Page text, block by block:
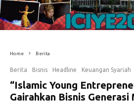
Home Berita
Berita Bisnis Headline Keuangan Syariah
“Islamic Young
Gairahkan Bisnis Generasi